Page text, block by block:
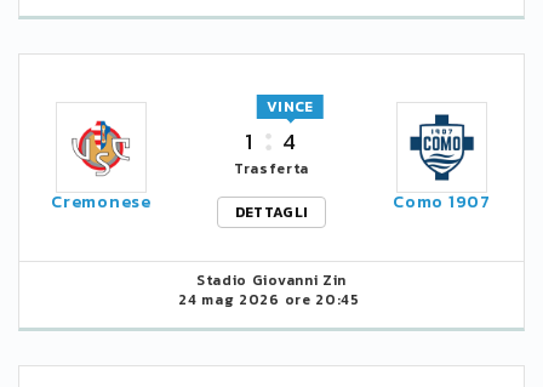
Cremonese
1 4
VINCE
Trasferta
DETTAGLI
Como 1907
Stadio Giovanni Zin
24 mag 2026 ore 20:45